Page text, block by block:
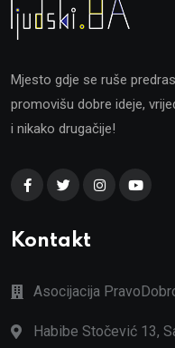
Mjesto gdje se ruše
promovišu dobre ideje,
i nikako drugačije!
Kontakt
Asocijacija
Habibe Stočević 13,